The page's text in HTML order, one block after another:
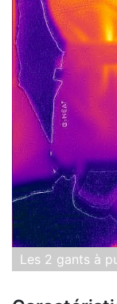
Les 2 gants à